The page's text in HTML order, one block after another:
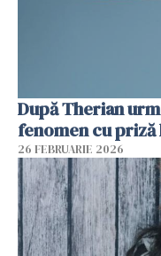
După Therian
fenomen cu
26 FEBRUARIE 2026